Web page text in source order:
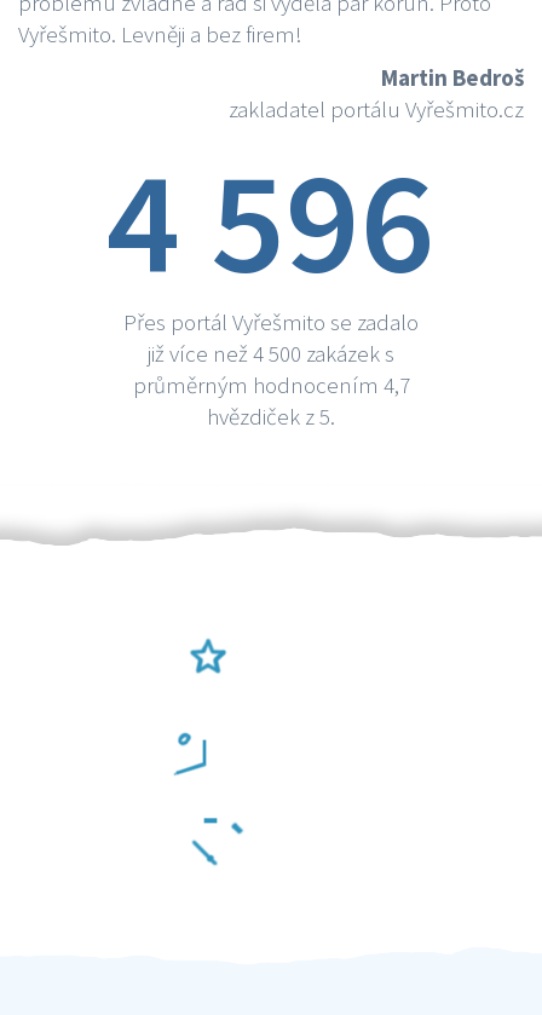
Vyřešmito. Levněji a bez firem!
Martin Bedroš
zakladatel portálu Vyřešmito.cz
4 596
Přes portál Vyřešmito se zadalo
již více než 4 500 zakázek s
průměrným hodnocením 4,7
hvězdiček z 5.